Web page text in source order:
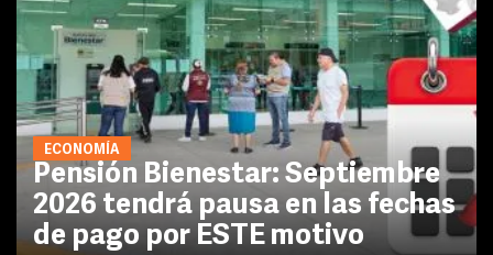
ECONOMÍA
Pensión Bienestar: Septiembre
2026 tendrá pausa en las fechas
de pago por ESTE motivo